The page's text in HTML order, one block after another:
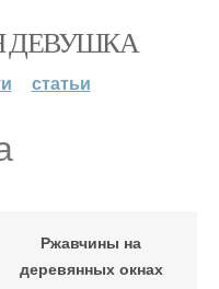
ДЕВУШКА
статьи
Ржавчины на
деревянных окнах